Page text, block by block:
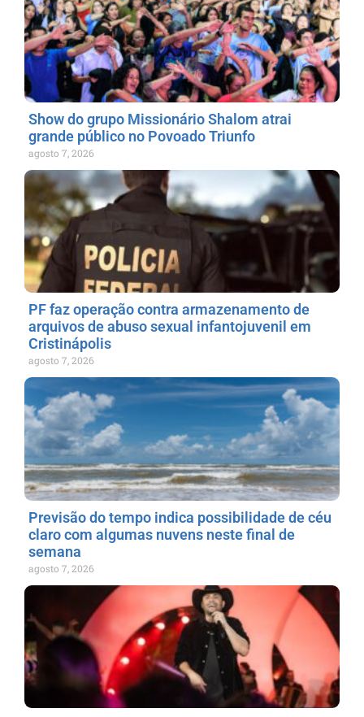
Show do grupo Missionário Shalom atrai
grande público no Povoado Triunfo
agosto 7, 2026
PF faz operação contra armazenamento de
arquivos de abuso sexual infantojuvenil em
Cristinápolis
agosto 7, 2026
Previsão do tempo indica possibilidade de céu
claro com algumas nuvens neste final de
semana
agosto 7, 2026